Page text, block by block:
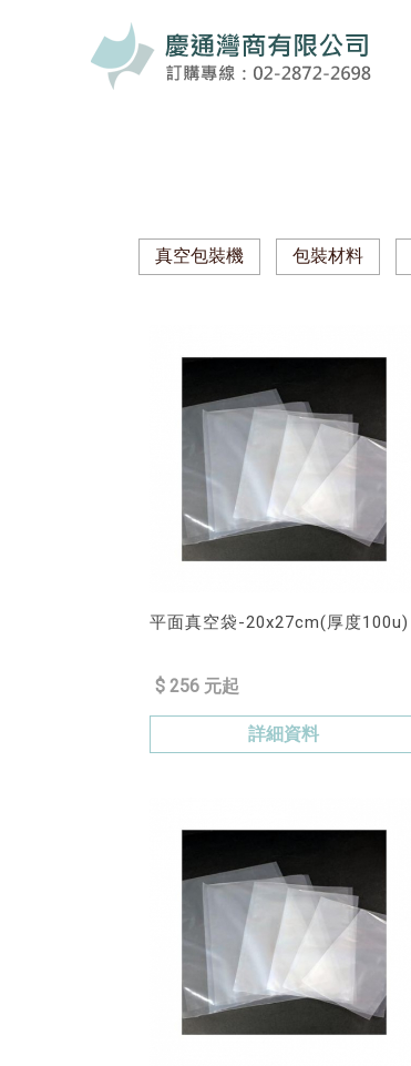
真空包裝機 包裝材料
平面真空袋-20x27cm(厚度100u)
$ 256 元起
詳細資料